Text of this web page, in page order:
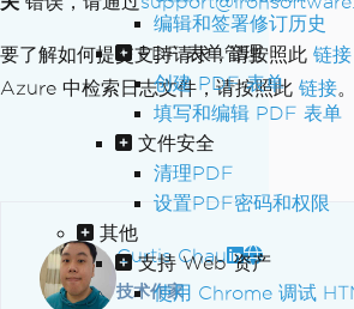
编辑和签署修订历史
PDF 表单管理
创建 PDF 表单
填写和编辑 PDF 表单
文件安全
清理PDF
设置PDF密码和权限
其他
支持 Web 资产
使用 Chrome 调试
要了解如何提交支持请求，请按照此 链接
Azure 中检索日志文件，请按照此 链接。
Curtis Chau
技术作家